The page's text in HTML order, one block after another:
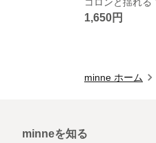
1,650円
minne ホーム
minneを知る